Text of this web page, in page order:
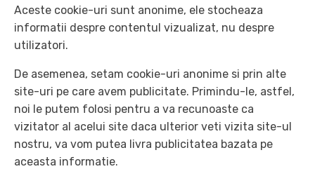
Aceste cookie-uri sunt anonime, ele stocheaza
informatii despre contentul vizualizat, nu despre
utilizatori.
De asemenea, setam cookie-uri anonime si prin alte
site-uri pe care avem publicitate. Primindu-le, astfel,
noi le putem folosi pentru a va recunoaste ca
vizitator al acelui site daca ulterior veti vizita site-ul
nostru, va vom putea livra publicitatea bazata pe
aceasta informatie.